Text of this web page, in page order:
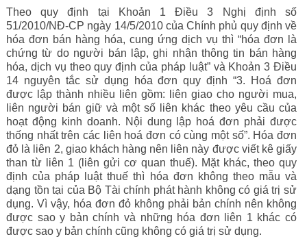
Theo quy định tại Khoản 1 Điều 3 Nghị định số
51/2010/NĐ-CP ngày 14/5/2010 của Chính phủ quy định về
hóa đơn bán hàng hóa, cung ứng dịch vụ thì “hóa đơn là
chứng từ do người bán lập, ghi nhận thông tin bán hàng
hóa, dịch vụ theo quy định của pháp luật” và Khoản 3 Điều
14 nguyên tắc sử dụng hóa đơn quy định “3. Hoá đơn
được lập thành nhiều liên gồm: liên giao cho người mua,
liên người bán giữ và một số liên khác theo yêu cầu của
hoạt động kinh doanh. Nội dung lập hoá đơn phải được
thống nhất trên các liên hoá đơn có cùng một số”. Hóa đơn
đỏ là liên 2, giao khách hàng nên liên này được viết kê giấy
than từ liên 1 (liên gửi cơ quan thuế). Mặt khác, theo quy
định của pháp luật thuế thì hóa đơn không theo mẫu và
dạng tồn tại của Bộ Tài chính phát hành không có giá trị sử
dụng. Vì vậy, hóa đơn đỏ không phải bản chính nên không
được sao y bản chính và những hóa đơn liên 1 khác có
được sao y bản chính cũng không có giá trị sử dụng.